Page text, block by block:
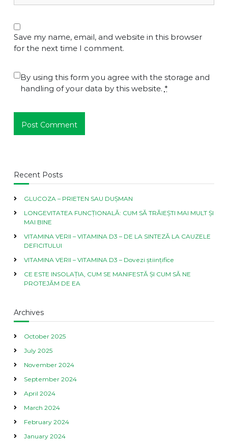
Save my name, email, and website in this browser
for the next time I comment.
By using this form you agree with the storage and
handling of your data by this website. *
Recent Posts
GLUCOZA – PRIETEN SAU DUȘMAN
LONGEVITATEA FUNCȚIONALĂ: CUM SĂ TRĂIEȘTI MAI MULT ȘI
MAI BINE
VITAMINA VERII – VITAMINA D3 – DE LA SINTEZĂ LA CAUZELE
DEFICITULUI
VITAMINA VERII – VITAMINA D3 – Dovezi științifice
CE ESTE INSOLAȚIA, CUM SE MANIFESTĂ ȘI CUM SĂ NE
PROTEJĂM DE EA
Archives
October 2025
July 2025
November 2024
September 2024
April 2024
March 2024
February 2024
January 2024